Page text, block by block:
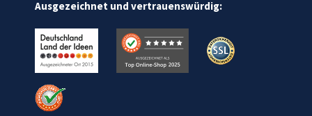
Ausgezeichnet und vertrauenswürdig: